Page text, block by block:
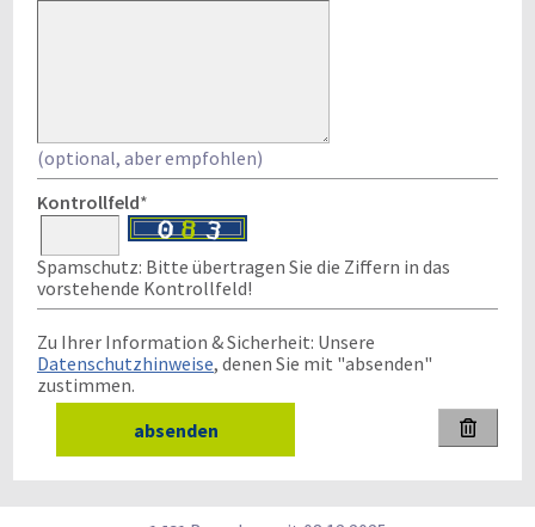
(optional, aber empfohlen)
Kontrollfeld*
Spamschutz: Bitte übertragen Sie die Ziffern in das
vorstehende Kontrollfeld!
Zu Ihrer Information & Sicherheit: Unsere
Datenschutzhinweise, denen Sie mit "absenden"
zustimmen.
